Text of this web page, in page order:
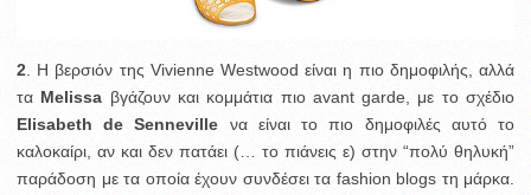
2 . Η βερσιόν της Vivienne Westwood είναι η πιο δημοφιλής, αλλά
τα Melissa βγάζουν και κομμάτια πιο avant garde, με το σχέδιο
Elisabeth
de Senneville να είναι το πιο δημοφιλές αυτό το
καλοκαίρι, αν και δεν πατάει (… το πιάνεις ε) στην “πολύ θηλυκή”
παράδοση με τα οποία έχουν συνδέσει τα fashion blogs τη μάρκα.